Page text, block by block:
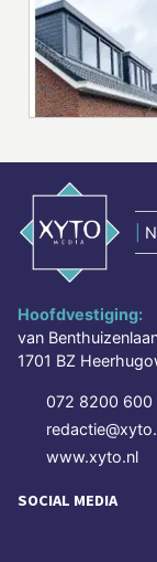
Hoofdvestiging:
van
1701 BZ
072 8200 600
www.xyto.nl
SOCIAL MEDIA